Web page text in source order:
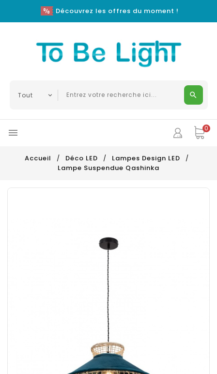
Découvrez les offres du moment !
 0
Accueil Déco LED
Lampes Design LED
Lampe Suspendue Qashinka